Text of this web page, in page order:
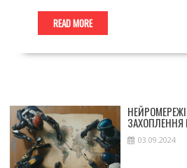
READ MORE
ЗАХОПЛЕННЯ
03.09.2024